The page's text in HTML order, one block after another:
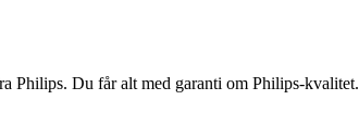
Philips. Du får alt med garanti om Philips-kvalitet.